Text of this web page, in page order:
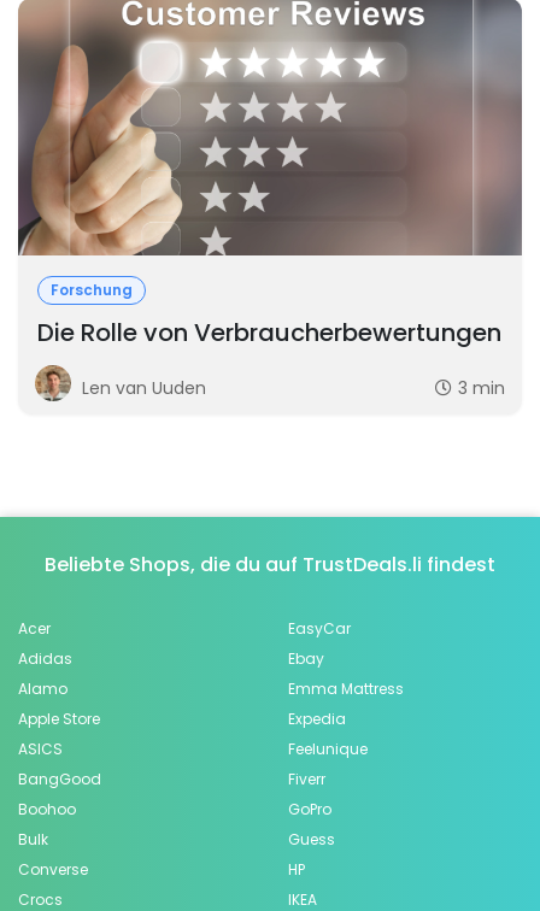
Forschung
Die Rolle von Verbraucherbewertungen
Len van Uuden 3 min
Beliebte Shops, die du auf TrustDeals.li findest
Acer
Adidas
Alamo
Apple Store
ASICS
BangGood
Boohoo
Bulk
Converse
Crocs
EasyCar
Ebay
Emma Mattress
Expedia
Feelunique
Fiverr
GoPro
Guess
HP
IKEA